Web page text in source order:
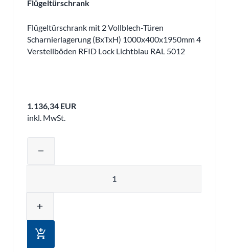
Flügeltürschrank
Flügeltürschrank mit 2 Vollblech-Türen
Scharnierlagerung (BxTxH) 1000x400x1950mm 4
Verstellböden RFID Lock Lichtblau RAL 5012
1.136,34 EUR
inkl. MwSt.
remove
add
add_shopping_cart